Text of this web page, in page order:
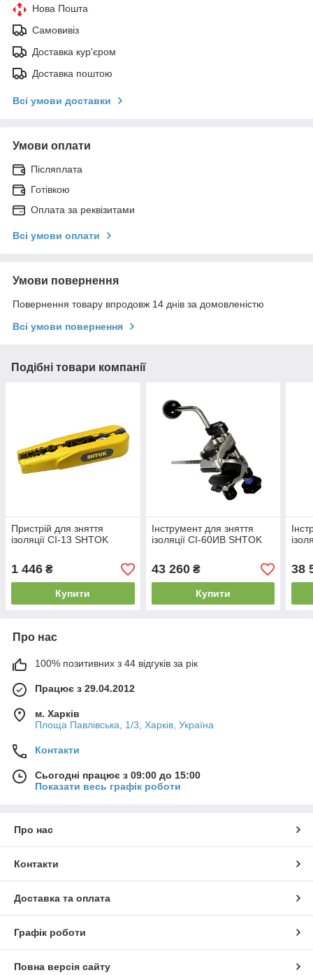
Нова Пошта
Самовивіз
Доставка кур'єром
Доставка поштою
Всі умови доставки
Умови оплати
Післяплата
Готівкою
Оплата за реквізитами
Всі умови оплати
Умови повернення
Повернення товару впродовж 14 днів за домовленістю
Всі умови повернення
Подібні товари компанії
Пристрій для зняття
ізоляції СІ-13 SHTOK
1 446 ₴
Купити
Інструмент для зняття
ізоляції СІ-60ИВ SHTOK
43 260₴
Купити
38
Про нас
100% позитивних з 44 відгуків за рік
Працює з 29.04.2012
м. Харків
Площа Павлівська, 1/3, Харків, Україна
Контакти
Сьогодні працює з 09:00 до 15:00
Показати весь графік роботи
Про нас
Контакти
Доставка та оплата
Графік роботи
Повна версія сайту